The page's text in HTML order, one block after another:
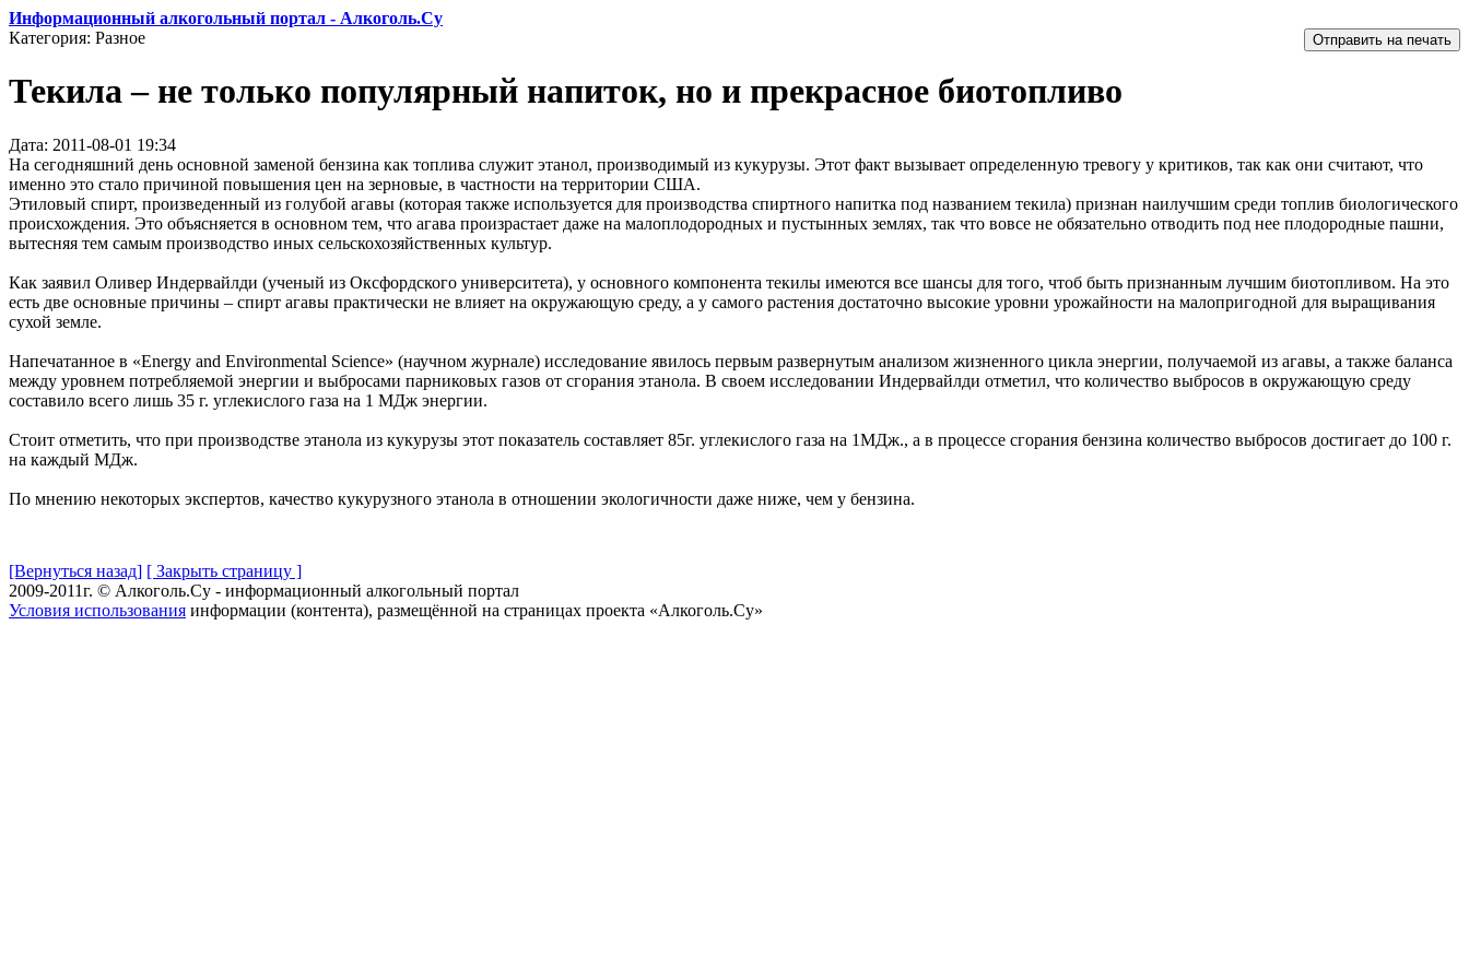
Информационный алкогольный портал - Алкоголь.Су
Категория: Разное
Текила – не только популярный напиток, но и прекрасное биотопливо
Дата: 2011-08-01 19:34
На сегодняшний день основной заменой бензина как топлива служит этанол, производимый из кукурузы. Этот факт вызывает определенную тревогу у критиков, так как они считают, что
именно это стало причиной повышения цен на зерновые, в частности на территории США.
Этиловый спирт, произведенный из голубой агавы (которая также используется для производства спиртного напитка под названием текила) признан наилучшим среди топлив биологического
происхождения. Это объясняется в основном тем, что агава произрастает даже на малоплодородных и пустынных землях, так что вовсе не обязательно отводить под нее плодородные пашни,
вытесняя тем самым производство иных сельскохозяйственных культур.
Как заявил Оливер Индервайлди (ученый из Оксфордского университета), у основного компонента текилы имеются все шансы для того, чтоб быть признанным лучшим биотопливом. На это
есть две основные причины – спирт агавы практически не влияет на окружающую среду, а у самого растения достаточно высокие уровни урожайности на малопригодной для выращивания
сухой земле.
Напечатанное в «Energy and Environmental Science» (научном журнале) исследование явилось первым развернутым анализом жизненного цикла энергии, получаемой из агавы, а также баланса
между уровнем потребляемой энергии и выбросами парниковых газов от сгорания этанола. В своем исследовании Индервайлди отметил, что количество выбросов в окружающую среду
составило всего лишь 35 г. углекислого газа на 1 МДж энергии.
Стоит отметить, что при производстве этанола из кукурузы этот показатель составляет 85г. углекислого газа на 1МДж., а в процессе сгорания бензина количество выбросов достигает до 100 г.
на каждый МДж.
По мнению некоторых экспертов, качество кукурузного этанола в отношении экологичности даже ниже, чем у бензина.
[Вернуться назад] [ Закрыть страницу ]
2009-2011г. © Алкоголь.Су - информационный алкогольный портал
Условия использования информации (контента), размещённой на страницах проекта «Алкоголь.Су»